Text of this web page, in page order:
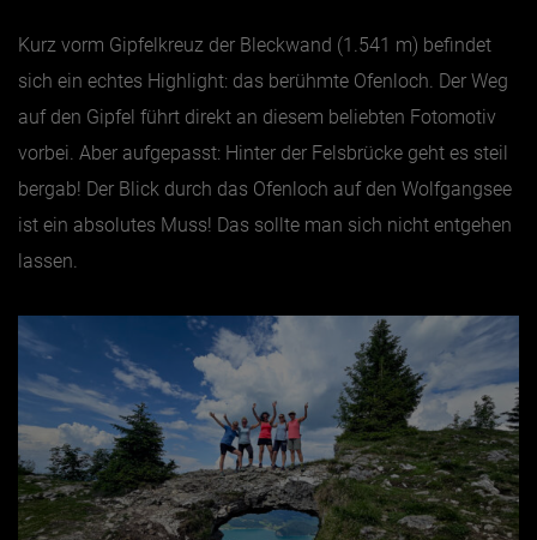
Kurz vorm Gipfelkreuz der Bleckwand (1.541 m) befindet
sich ein echtes Highlight: das berühmte Ofenloch. Der Weg
auf den Gipfel führt direkt an diesem beliebten Fotomotiv
vorbei. Aber aufgepasst: Hinter der Felsbrücke geht es steil
bergab! Der Blick durch das Ofenloch auf den Wolfgangsee
ist ein absolutes Muss! Das sollte man sich nicht entgehen
lassen.